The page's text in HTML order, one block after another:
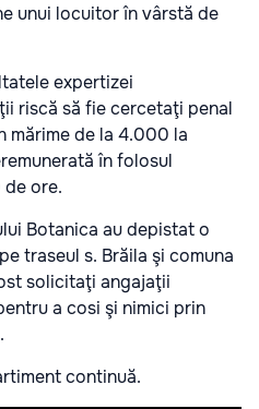
unui locuitor în vârstă de
expertizei
riscă să fie cercetaţi penal
mărime de la 4.000 la
în folosul
ore.
Botanica au depistat o
traseul s. Brăila şi comuna
solicitaţi angajaţii
a cosi şi nimici prin
continuă.